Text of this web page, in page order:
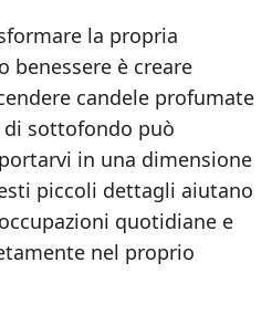
la propria
benessere è creare
candele profumate
sottofondo può
in una dimensione
piccoli dettagli aiutano
quotidiane e
nel proprio